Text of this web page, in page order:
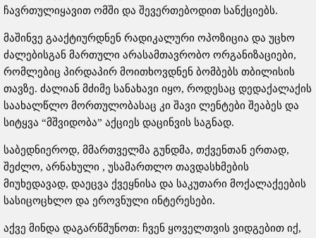
ჩავრთულიყავით ომში და შევერთებოდით სანქციებს.
მაშინვე გააქტიურდნენ რადიკალური ოპოზიცია და უცხო
ძალებისგან მართული არასამთავრობო ორგანიზაციები,
რომლებიც პირდაპირ მოითხოვდნენ ბომბებს თბილისის
თავზე. ძალიან მძიმე სანახავი იყო, როდესაც დედაქალაქის
საახალწლო მორთულობასაც კი შავი ლენტები შეაბეს და
სიტყვა “მშვიდობა” აქციეს დაცინვის საგნად.
საბედნიეროდ, მმართველმა გუნდმა, თქვენთან ერთად,
შეძლო, არნახული , უსამართლო თავდასხმების
მიუხედავად, დაეცვა ქვეყნისა და საკუთარი მოქალაქეების
სასიცოცხლო და ეროვნული ინტერესები.
აქვე მინდა დაგარწმუნოთ: ჩვენ ყოველთვის ვიდგებით იქ,